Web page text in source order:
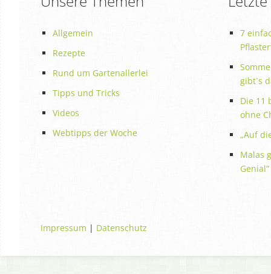
Allgemein
Rezepte
Rund um Gartenallerlei
Tipps und Tricks
Videos
Webtipps der Woche
7
gibt´s
Die 11
ohne
„Auf
Malas
Genial“
Impressum | Datenschutz